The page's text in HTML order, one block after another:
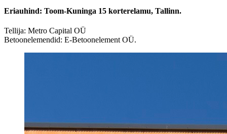
Eriauhind: Toom-Kuninga 15 korterelamu, Tallinn.
Tellija: Metro Capital OÜ
Betoonelemendid: E-Betoonelement OÜ.